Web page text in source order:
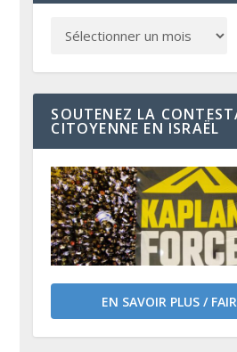
SOUTENEZ LA
CITOYENNE EN ISRAËL
EN SAVOIR PLUS /